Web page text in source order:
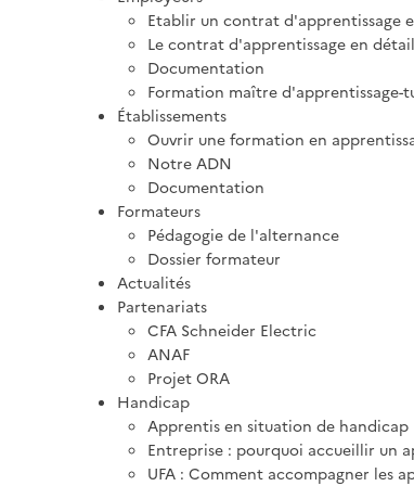
Etablir un contrat d'apprentissage
Le contrat d'apprentissage en détail
Documentation
Formation maître d'apprentissage-
Établissements
Ouvrir une formation en
Notre ADN
Documentation
Formateurs
Pédagogie de l'alternance
Dossier formateur
Actualités
Partenariats
CFA Schneider Electric
ANAF
Projet ORA
Handicap
Apprentis en situation de handicap
Entreprise : pourquoi accueillir un
UFA : Comment accompagner les